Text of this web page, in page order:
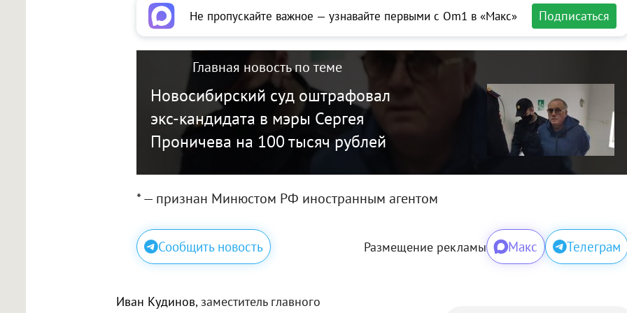
Не пропускайте важное — узнавайте первыми с Om1 в «Макс» Подписаться
Главная новость по теме
Новосибирский суд оштрафовал
экс-кандидата в мэры Сергея
Проничева на 100 тысяч рублей
* — признан Минюстом РФ иностранным агентом
Сообщить новость Размещение рекламы Макс Телеграм
Иван Кудинов, заместитель главного